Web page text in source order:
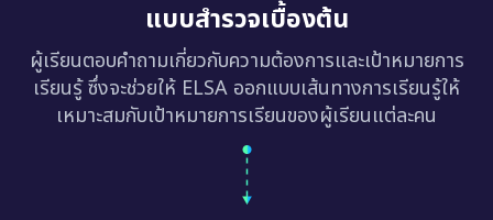
แบบสำรวจเบื้องต้น
ผู้เรียนตอบคำถามเกี่ยวกับความต้องการและเป้าหมายการ
เรียนรู้ ซึ่งจะช่วยให้ ELSA ออกแบบเส้นทางการเรียนรู้ให้
เหมาะสมกับเป้าหมายการเรียนของผู้เรียนแต่ละคน